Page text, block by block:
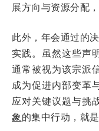
展方向与资源分配
此外，年会通过的
实践。虽然这些声
通常被视为该宗派
成为促进内部变革
应对关键议题与挑
象 的集中行动，就